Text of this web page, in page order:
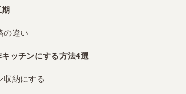
の違い
ッチンにする方法4選
収納にする